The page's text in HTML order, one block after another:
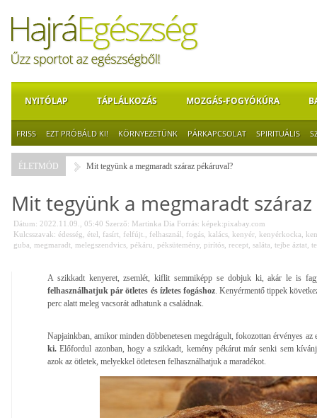
NYITÓLAP TÁPLÁLKOZÁS MOZGÁS-FOGYÓKÚRA
FRISS EZT PRÓBÁLD KI! KÖRNYEZETÜNK PÁRKAPCSOLAT SPIRITUÁLIS
ÉLETMÓD Mit tegyünk a megmaradt száraz pékáruval?
Mit tegyünk a megmaradt
Dátum: 2022.11.09., 05:40 Szerző: Martinka Dia Forrás: képek:pixabay.com
Kulcsszavak: édesség étel fasírt felfújt. felhasznál fogás kalács kenyér kenyérkocka
guba
megmaradt melegszendvics pékáru péksütemény pirítós recept saláta tejbe áztat
A szikkadt kenyeret, zsemlét, kiflit semmiképp se dobjuk ki, akár le is
felhasználhatjuk pár ötletes és ízletes fogáshoz. Kenyérmentő tippek
perc alatt meleg vacsorát adhatunk a családnak.
Napjainkban, amikor minden döbbenetesen megdrágult, fokozottan érvényes
ki.Előfordul azonban, hogy a szikkadt, kemény pékárut már senki sem
azok az ötletek, melyekkel ötletesen felhasználhatjuk a maradékot.